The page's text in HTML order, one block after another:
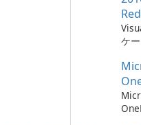
ケ
ー